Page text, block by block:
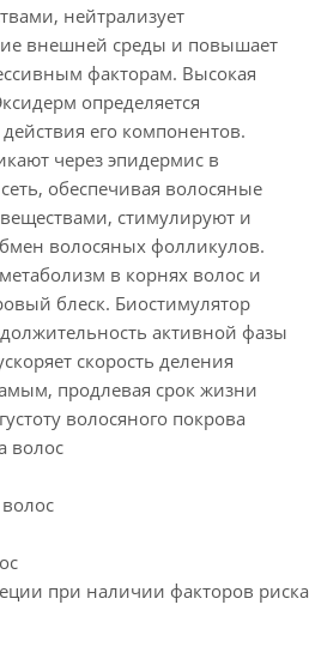
нейтрализует
внешней среды и повышает
факторам. Высокая
определяется
его компонентов.
через эпидермис в
обеспечивая волосяные
стимулируют и
волосяных фолликулов.
в корнях волос и
блеск. Биостимулятор
активной фазы
скорость деления
продлевая срок жизни
волосяного покрова
волос
при наличии факторов риска